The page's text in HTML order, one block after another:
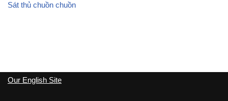
Sát thủ chuồn chuồn
Our English Site